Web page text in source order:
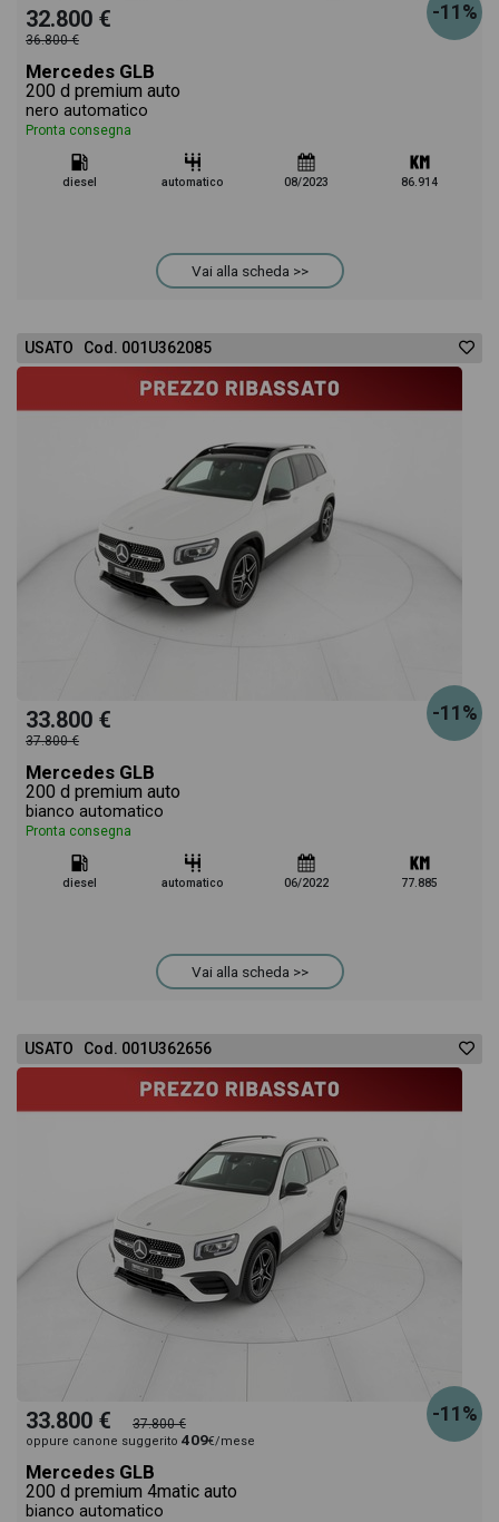
-11%
32.800 €
36.800 €
Mercedes GLB
200 d premium auto
nero automatico
Pronta consegna
diesel automatico 08/2023 86.914
Vai alla scheda >>
USATO Cod. 001U362085
-11%
33.800 €
37.800 €
Mercedes GLB
200 d premium auto
bianco automatico
Pronta consegna
diesel automatico 06/2022 77.885
Vai alla scheda >>
USATO Cod. 001U362656
-11%
33.800 € 37.800 €
oppure canone suggerito 409€/mese
Mercedes GLB
200 d premium 4matic auto
bianco automatico